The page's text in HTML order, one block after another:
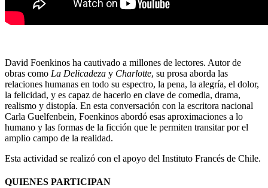
David Foenkinos ha cautivado a millones de lectores. Autor de
obras como La Delicadeza y Charlotte, su prosa aborda las
relaciones humanas en todo su espectro, la pena, la alegría, el dolor,
la felicidad, y es capaz de hacerlo en clave de comedia, drama,
realismo y distopía. En esta conversación con la escritora nacional
Carla Guelfenbein, Foenkinos abordó esas aproximaciones a lo
humano y las formas de la ficción que le permiten transitar por el
amplio campo de la realidad.
Esta actividad se realizó con el apoyo del Instituto Francés de Chile.
QUIENES PARTICIPAN